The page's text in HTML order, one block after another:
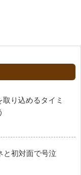
り込めるタイミ
と初対面で号泣